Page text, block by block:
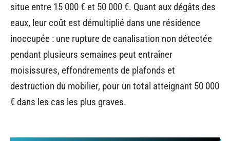
situe entre 15 000 € et 50 000 €. Quant aux dégâts des
eaux, leur coût est démultiplié dans une résidence
inoccupée : une rupture de canalisation non détectée
pendant plusieurs semaines peut entraîner
moisissures, effondrements de plafonds et
destruction du mobilier, pour un total atteignant 50 000
€ dans les cas les plus graves.